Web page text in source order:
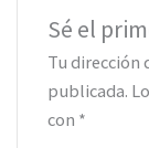
Sé el
Tu dirección
publicada.
con *